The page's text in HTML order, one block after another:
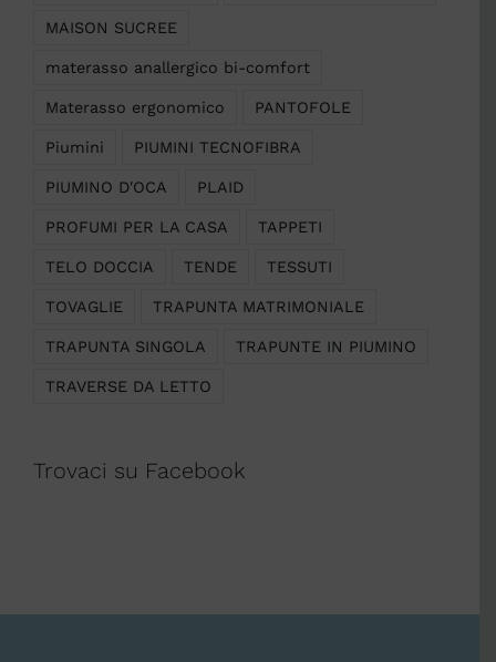
MAISON SUCREE
materasso anallergico bi-comfort
Materasso ergonomico PANTOFOLE
Piumini PIUMINI TECNOFIBRA
PIUMINO D'OCA PLAID
PROFUMI PER LA CASA TAPPETI
TELO DOCCIA TENDE TESSUTI
TOVAGLIE TRAPUNTA MATRIMONIALE
TRAPUNTA SINGOLA TRAPUNTE IN PIUMINO
TRAVERSE DA LETTO
Trovaci su Facebook